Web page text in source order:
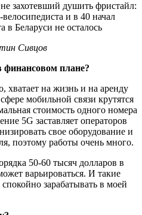
Сивцов
финансовом плане?
хватает на жизнь и на аренду
мобильной связи крутятся
стоимость одного номера
5G заставляет операторов
свое оборудование и
поэтому работы очень много.
50-60 тысяч долларов в
варьироваться. И такие
зарабатывать в моей